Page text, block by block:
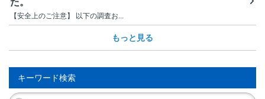
た。
【安全上のご注意】 以下の調査お...
もっと見る
キーワード検索